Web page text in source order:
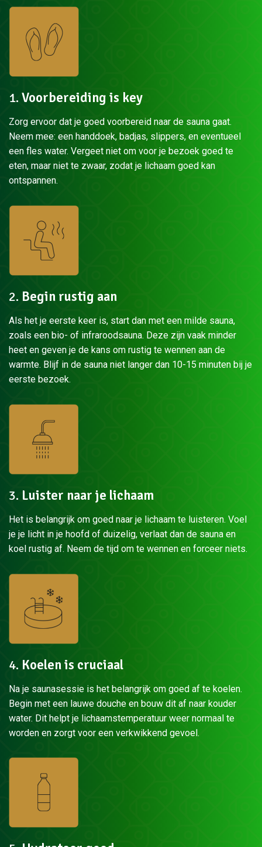
1. Voorbereiding is key
Zorg ervoor dat je goed voorbereid naar de sauna gaat.
Neem mee: een handdoek, badjas, slippers, en eventueel
een fles water. Vergeet niet om voor je bezoek goed te
eten, maar niet te zwaar, zodat je lichaam goed kan
ontspannen.
2. Begin rustig aan
Als het je eerste keer is, start dan met een milde sauna,
zoals een bio- of infraroodsauna. Deze zijn vaak minder
heet en geven je de kans om rustig te wennen aan de
warmte. Blijf in de sauna niet langer dan 10-15 minuten bij je
eerste bezoek.
3. Luister naar je lichaam
Het is belangrijk om goed naar je lichaam te luisteren. Voel
je je licht in je hoofd of duizelig, verlaat dan de sauna en
koel rustig af. Neem de tijd om te wennen en forceer niets.
4. Koelen is cruciaal
Na je saunasessie is het belangrijk om goed af te koelen.
Begin met een lauwe douche en bouw dit af naar kouder
water. Dit helpt je lichaamstemperatuur weer normaal te
worden en zorgt voor een verkwikkend gevoel.